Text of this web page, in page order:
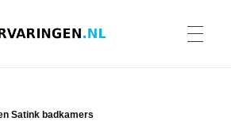
Satink badkamers